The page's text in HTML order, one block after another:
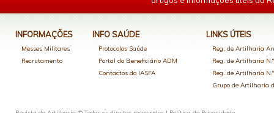
INFORMAÇÕES
Messes Militares
Recrutamento
INFO SAÚDE
Protocolos Saúde
Portal do Beneficiário ADM
Contactos do IASFA
LINKS ÚTEIS
Reg. de Artilharia
Reg. de Artilharia
Reg. de Artilharia
Grupo de Artilharia